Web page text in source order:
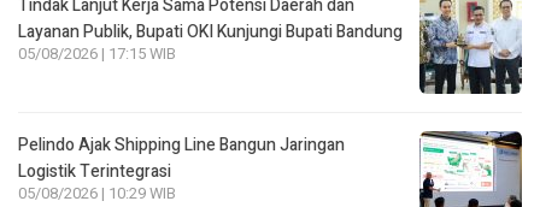
Tindak Lanjut Kerja Sama Potensi Daerah dan
Layanan Publik, Bupati OKI Kunjungi Bupati Bandung
05/08/2026 | 17:15 WIB
Pelindo Ajak Shipping Line Bangun Jaringan
Logistik Terintegrasi
05/08/2026 | 10:29 WIB